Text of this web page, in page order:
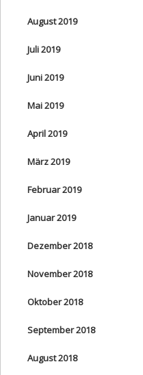
August 2019
Juli 2019
Juni 2019
Mai 2019
April 2019
März 2019
Februar 2019
Januar 2019
Dezember 2018
November 2018
Oktober 2018
September 2018
August 2018